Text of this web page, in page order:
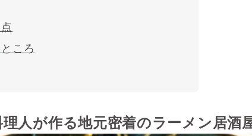
ころ
人が作る地元密着のラーメン居酒